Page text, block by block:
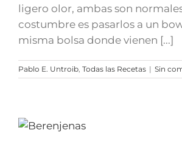
ligero olor, ambas son
costumbre es pasarlos a un
misma bolsa donde vienen [...]
Pablo E. Untroib Todas las Recetas | Sin